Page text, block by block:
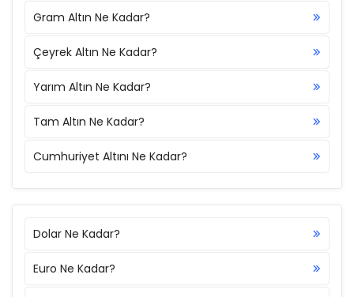
Gram Altın Ne Kadar?
Çeyrek Altın Ne Kadar?
Yarım Altın Ne Kadar?
Tam Altın Ne Kadar?
Cumhuriyet Altını Ne Kadar?
Dolar Ne Kadar?
Euro Ne Kadar?